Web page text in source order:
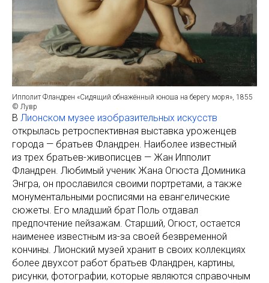
Ипполит Фландрен «Сидящий обнажённый юноша на берегу моря», 1855
© Лувр
В Лионском музее изобразительных искусств
открылась ретроспективная выставка уроженцев
города — братьев Фландрен. Наиболее известный
из трех братьев-живописцев — Жан Ипполит
Фландрен. Любимый ученик Жана Огюста Доминика
Энгра, он прославился своими портретами, а также
монументальными росписями на евангелические
сюжеты. Его младший брат Поль отдавал
предпочтение пейзажам. Старший, Огюст, остается
наименее известным из-за своей безвременной
кончины. Лионский музей хранит в своих коллекциях
более двухсот работ братьев Фландрен, картины,
рисунки, фотографии, которые являются справочным